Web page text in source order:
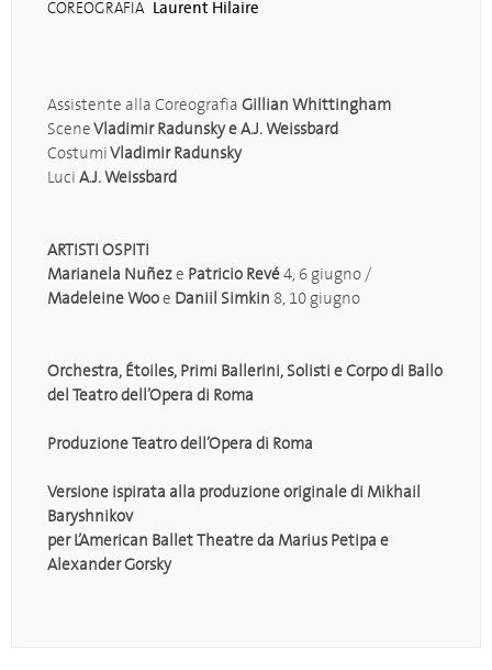
COREOGRAFIA Laurent Hilaire
Assistente alla Coreografia Gillian Whittingham
SceneVladimir Radunsky e A.J. Weissbard
CostumiVladimir Radunsky
Luci A.J. Weissbard
ARTISTI OSPITI
Marianela Nuñeze Patricio Revé4, 6 giugno /
Madeleine Wooe Daniil Simkin 8, 10 giugno
Orchestra, Étoiles, Primi Ballerini, Solisti e Corpo di Ballo
del Teatro dell’Opera di Roma
Produzione Teatro dell’Opera di Roma
Versione ispirata alla produzione originale di Mikhail
Baryshnikov
per L’American Ballet Theatre da Marius Petipa e
Alexander Gorsky